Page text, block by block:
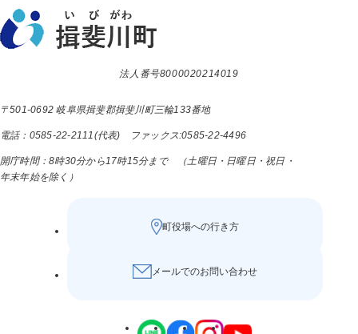
法人番号8000020214019
〒501-0692 岐阜県揖斐郡揖斐川町三輪133番地
電話：0585-22-2111(代表) ファックス:0585-22-4496
開庁時間：8時30分から17時15分まで （土曜日・日曜日・祝日・
年末年始を除く）
町役場への行き方
メールでのお問い合わせ